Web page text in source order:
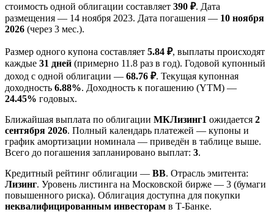
стоимость одной облигации составляет 390 ₽. Дата
размещения — 14 ноября 2023. Дата погашения — 10 ноября
2026 (через 3 мес.).
Размер одного купона составляет 5.84 ₽, выплаты происходят
каждые 31 дней (примерно 11.8 раз в год). Годовой купонный
доход с одной облигации — 68.76 ₽. Текущая купонная
доходность 6.88%. Доходность к погашению (YTM) —
24.45% годовых.
Ближайшая выплата по облигации МКЛизинг1 ожидается 2
сентября 2026. Полный календарь платежей — купоны и
график амортизации номинала — приведён в таблице выше.
Всего до погашения запланировано выплат: 3.
Кредитный рейтинг облигации — BB. Отрасль эмитента:
Лизинг. Уровень листинга на Московской бирже — 3 (бумаги
повышенного риска). Облигация доступна для покупки
неквалифицированным инвесторам в Т-Банке.